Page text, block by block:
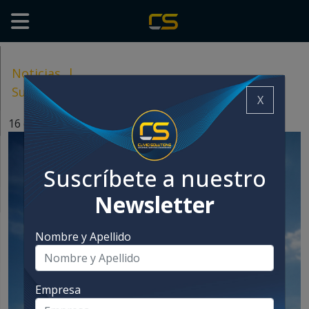
Noticias |
Sustentabilidad desde la ingeniería pet food
16 diciembre, 2025
X
Suscríbete a nuestro
Newsletter
Nombre y Apellido
Empresa